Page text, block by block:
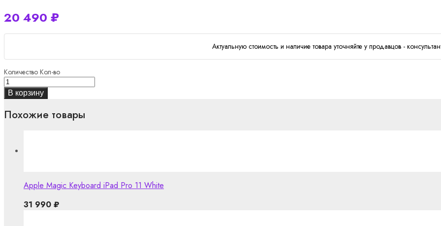
20 490 ₽
Актуальную стоимость и наличие товара уточняйте у продавцов -
Количество Кол-во
В корзину
Похожие товары
Apple Magic Keyboard iPad Pro 11 White
31 990 ₽